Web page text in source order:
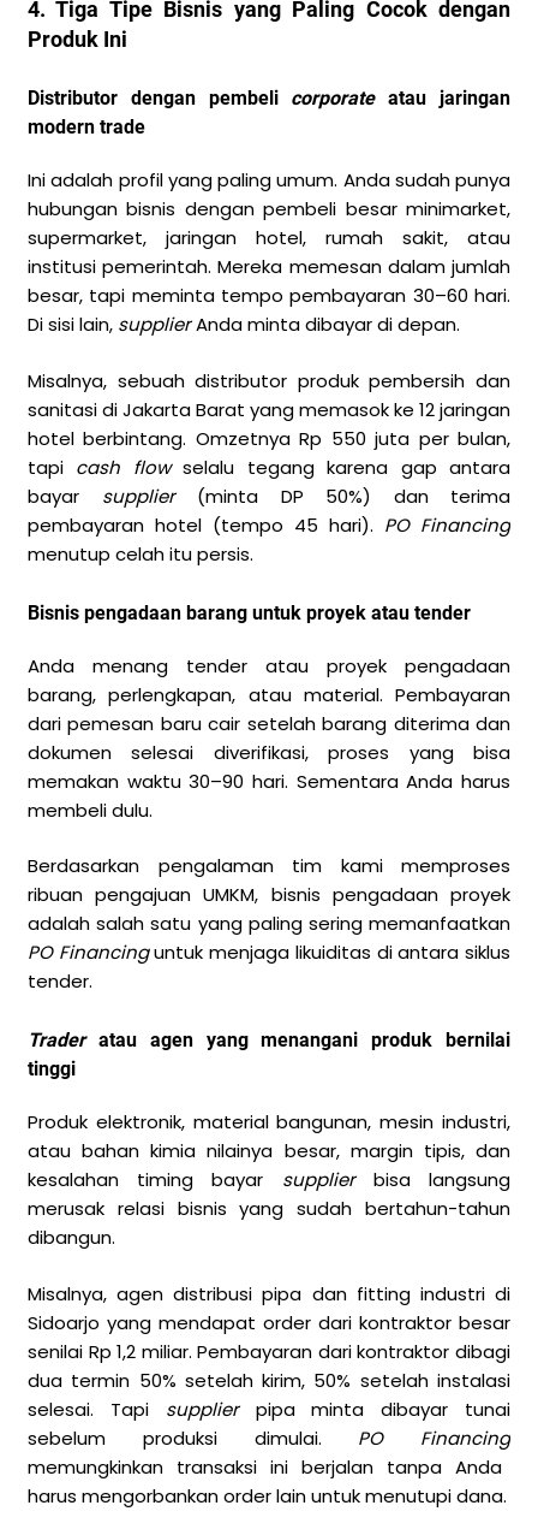
4. Tiga Tipe Bisnis yang Paling Cocok dengan
Produk Ini
Distributor dengan pembeli corporateatau jaringan
modern trade
Ini adalah profil yang paling umum. Anda sudah punya
hubungan bisnis dengan pembeli besar minimarket,
supermarket, jaringan hotel, rumah sakit, atau
institusi pemerintah. Mereka memesan dalam jumlah
besar, tapi meminta tempo pembayaran 30–60 hari.
Di sisi lain, supplierAnda minta dibayar di depan.
Misalnya, sebuah distributor produk pembersih dan
sanitasi di Jakarta Barat yang memasok ke 12 jaringan
hotel berbintang. Omzetnya Rp 550 juta per bulan,
tapi cash flowselalu tegang karena gap antara
bayar supplier(minta DP 50%) dan terima
pembayaran hotel (tempo 45 hari). PO Financing
menutup celah itu persis.
Bisnis pengadaan barang untuk proyek atau tender
Anda menang tender atau proyek pengadaan
barang, perlengkapan, atau material. Pembayaran
dari pemesan baru cair setelah barang diterima dan
dokumen selesai diverifikasi, proses yang bisa
memakan waktu 30–90 hari. Sementara Anda harus
membeli dulu.
Berdasarkan pengalaman tim kami memproses
ribuan pengajuan UMKM, bisnis pengadaan proyek
adalah salah satu yang paling sering memanfaatkan
PO Financinguntuk menjaga likuiditas di antara siklus
tender.
Traderatau agen yang menangani produk bernilai
tinggi
Produk elektronik, material bangunan, mesin industri,
atau bahan kimia nilainya besar, margin tipis, dan
kesalahan timing bayar supplierbisa langsung
merusak relasi bisnis yang sudah bertahun-tahun
dibangun.
Misalnya, agen distribusi pipa dan fitting industri di
Sidoarjo yang mendapat order dari kontraktor besar
senilai Rp 1,2 miliar. Pembayaran dari kontraktor dibagi
dua termin 50% setelah kirim, 50% setelah instalasi
selesai. Tapi supplierpipa minta dibayar tunai
sebelum produksi dimulai. PO Financing
memungkinkan transaksi ini berjalan tanpa Anda
harus mengorbankan order lain untuk menutupi dana.